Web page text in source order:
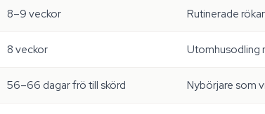
8–9 veckor Rutinerade
8 veckor Utomhusodling
56–66 dagar frö till skörd Nybörjare som